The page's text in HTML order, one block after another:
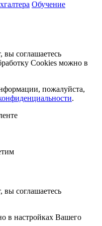
Обучение
вы соглашаетесь
Cookies можно в
пожалуйста,
.
вы соглашаетесь
в настройках Вашего